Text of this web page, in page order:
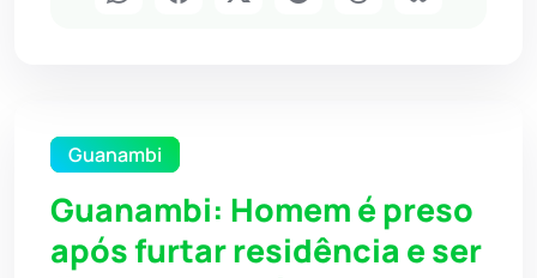
Guanambi
Guanambi: Homem é preso
após furtar residência e ser